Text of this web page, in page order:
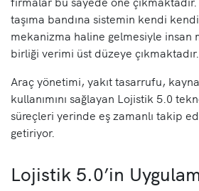
taşıma bandına sistemin kendi
mekanizma haline gelmesiyle insan
birliği verimi üst düzeye çıkmaktadır.
Araç yönetimi, yakıt tasarrufu,
kullanımını sağlayan Lojistik 5.0
süreçleri yerinde eş zamanlı takip
getiriyor.
Lojistik 5.0’in